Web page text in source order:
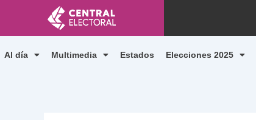
contenido
Al día Multimedia Estados Elecciones 2025